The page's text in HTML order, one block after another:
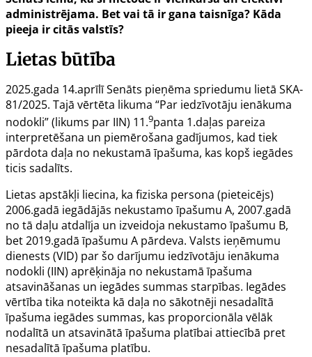
administrējama. Bet vai tā ir gana taisnīga? Kāda
pieeja ir citās valstīs?
Lietas būtība
2025.gada 14.aprīlī Senāts pieņēma spriedumu lietā SKA-
81/2025. Tajā vērtēta likuma “Par iedzīvotāju ienākuma
nodokli” (likums par IIN) 11.9panta 1.daļas pareiza
interpretēšana un piemērošana gadījumos, kad tiek
pārdota daļa no nekustamā īpašuma, kas kopš iegādes
ticis sadalīts.
Lietas apstākļi liecina, ka fiziska persona (pieteicējs)
2006.gadā iegādājās nekustamo īpašumu A, 2007.gadā
no tā daļu atdalīja un izveidoja nekustamo īpašumu B,
bet 2019.gadā īpašumu A pārdeva. Valsts ieņēmumu
dienests (VID) par šo darījumu iedzīvotāju ienākuma
nodokli (IIN) aprēķināja no nekustamā īpašuma
atsavināšanas un iegādes summas starpības. Iegādes
vērtība tika noteikta kā daļa no sākotnēji nesadalītā
īpašuma iegādes summas, kas proporcionāla vēlāk
nodalītā un atsavinātā īpašuma platībai attiecībā pret
nesadalītā īpašuma platību.